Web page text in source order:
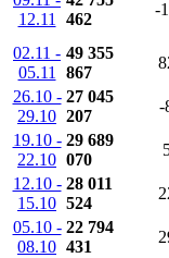
12.11
462
-
02.11 -
05.11
49 355
867
26.10 -
29.10
27 045
207
-
19.10 -
22.10
29 689
070
12.10 -
15.10
28 011
524
05.10 -
08.10
22 794
431